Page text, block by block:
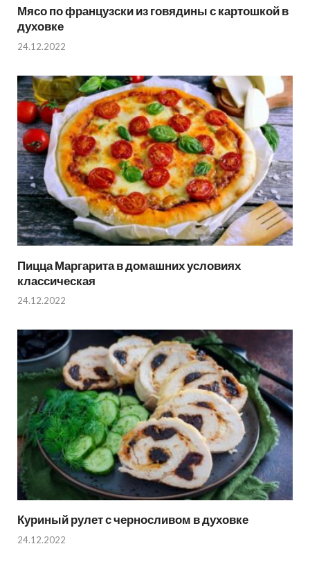
Мясо по французски из говядины с картошкой в
духовке
24.12.2022
Пицца Маргарита в домашних условиях
классическая
24.12.2022
Куриный рулет с черносливом в духовке
24.12.2022